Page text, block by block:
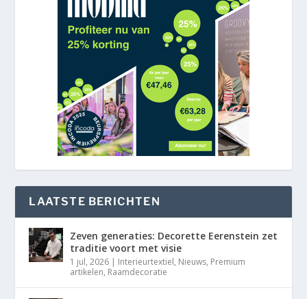
LAATSTE BERICHTEN
Zeven generaties: Decorette Eerenstein zet
traditie voort met visie
1 jul, 2026 | Interieurtextiel, Nieuws, Premium
artikelen, Raamdecoratie